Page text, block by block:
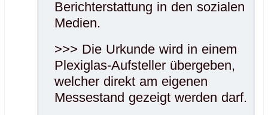
Berichterstattung in den sozialen
Medien.
>>> Die Urkunde wird in einem
Plexiglas-Aufsteller übergeben,
welcher direkt am eigenen
Messestand gezeigt werden darf.